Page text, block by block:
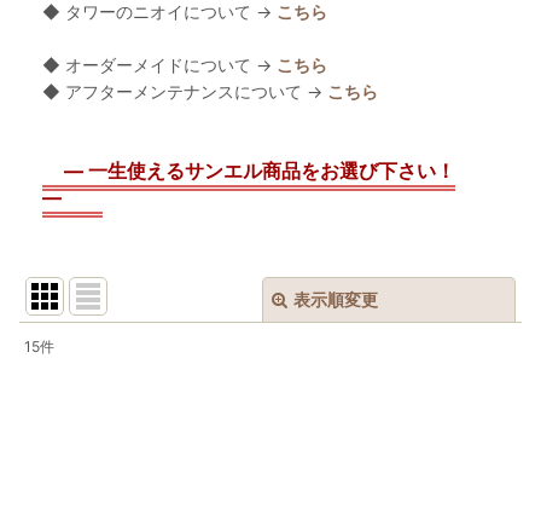
◆ タワーのニオイについて → こちら
◆ オーダーメイドについて → こちら
◆ アフターメンテナンスについて → こちら
― 一生使えるサンエル商品をお選び下さい！
―
表示順変更
15件